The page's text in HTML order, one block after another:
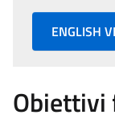
ENGLISH